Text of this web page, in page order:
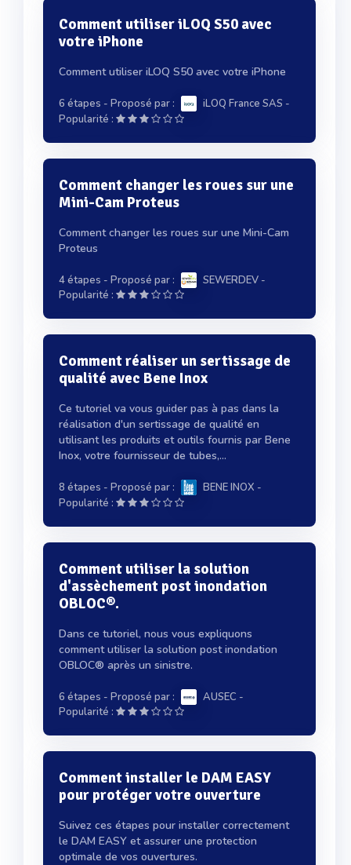
Comment utiliser iLOQ S50 avec
votre iPhone
Comment utiliser iLOQ S50 avec votre iPhone
6 étapes - Proposé par : iLOQ France SAS -
Popularité :
Comment changer les roues sur une
Mini-Cam Proteus
Comment changer les roues sur une Mini-Cam
Proteus
4 étapes - Proposé par : SEWERDEV -
Popularité :
Comment réaliser un sertissage de
qualité avec Bene Inox
Ce tutoriel va vous guider pas à pas dans la
réalisation d'un sertissage de qualité en
utilisant les produits et outils fournis par Bene
Inox, votre fournisseur de tubes,...
8 étapes - Proposé par : BENE INOX -
Popularité :
Comment utiliser la solution
d'assèchement post inondation
OBLOC®.
Dans ce tutoriel, nous vous expliquons
comment utiliser la solution post inondation
OBLOC® après un sinistre.
6 étapes - Proposé par : AUSEC -
Popularité :
Comment installer le DAM EASY
pour protéger votre ouverture
Suivez ces étapes pour installer correctement
le DAM EASY et assurer une protection
optimale de vos ouvertures.